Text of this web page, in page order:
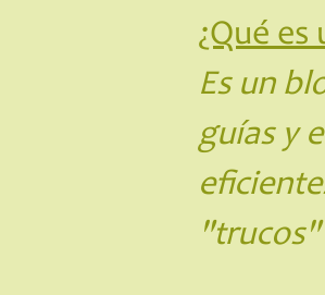
¿Qué es
Es un
guías y
"trucos"